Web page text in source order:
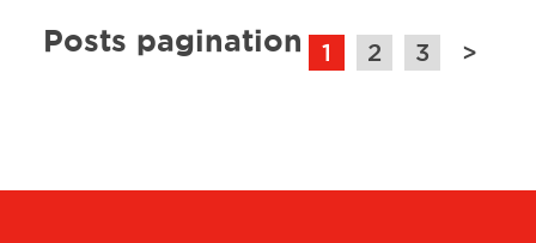
Posts pagination 1 2 3 >